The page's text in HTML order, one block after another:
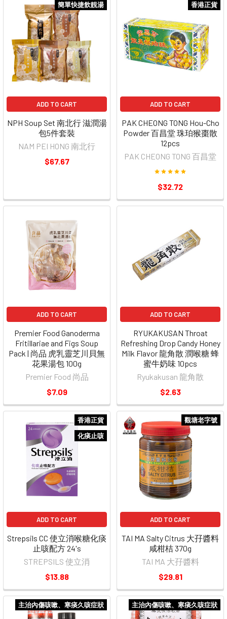
簡單快捷飲靚湯
ADD TO CART
NPH Soup Set 南北行 滋潤湯
包5件套裝
NAM PEI HONG 南北行
$67.67
香港正貨
ADD TO CART
PAK CHEONG TONG Hou-Cho
Powder 百昌堂 珠珀猴棗散
12pcs
PAK CHEONG TONG 百昌堂
$32.72
ADD TO CART
Premier Food Ganoderma
Fritillariae and Figs Soup
Pack | 尚品 虎乳靈芝川貝無
花果湯包 100g
Premier Food 尚品
$7.09
ADD TO CART
RYUKAKUSAN Throat
Refreshing Drop Candy Honey
Milk Flavor 龍角散 潤喉糖 蜂
蜜牛奶味 10pcs
Ryukakusan 龍角散
$2.63
香港正貨
化痰止咳
ADD TO CART
Strepsils CC 使立消喉糖化痰
止咳配方 24's
STREPSILS 使立消
$13.88
觀塘老字號
ADD TO CART
TAI MA Salty Citrus 大孖醬料
咸柑桔 370g
TAI MA 大孖醬料
$29.81
主治內傷咳嗽、寒痰久咳症狀 主治內傷咳嗽、寒痰久咳症狀